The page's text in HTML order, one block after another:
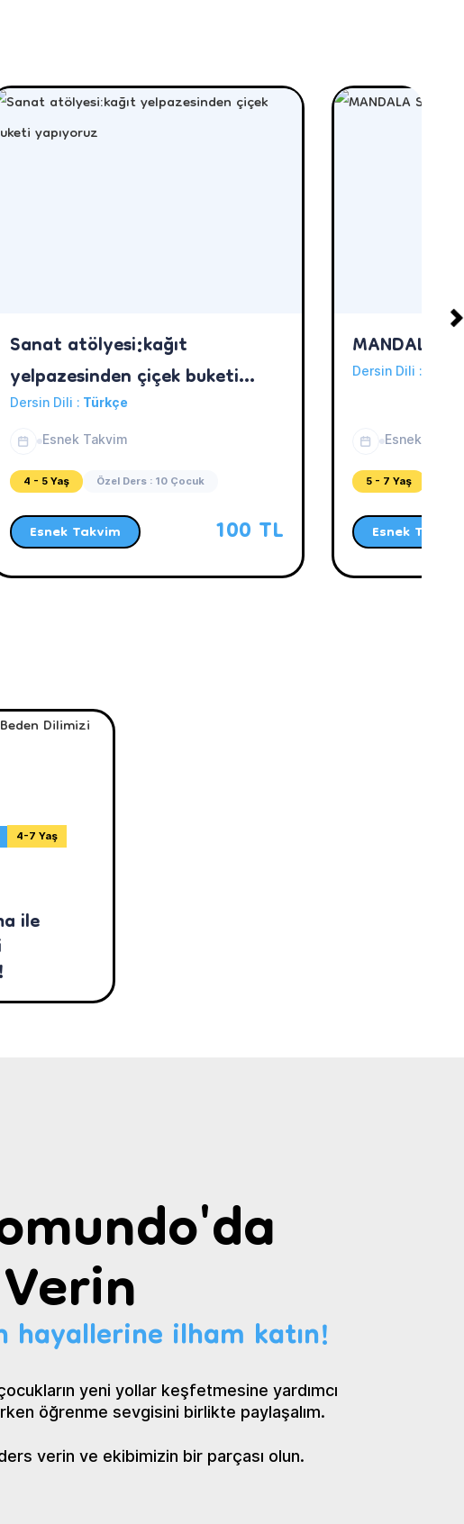
Sanat atölyesi:kağıt
yelpazesinden çiçek buketi
yapıyoruz
Dersin Dili : Türkçe
Esnek Takvim
4 - 5 Yaş Özel Ders : 10 Çocuk
Esnek Takvim 100 TL
MANDALA
Dersin Dili :
Esnek
5 - 7 Yaş
Esnek Takvim
4-7 Yaş
ile
hayallerine ilham katın!
yeni yollar keşfetmesine yardımcı
öğrenme sevgisini birlikte paylaşalım.
verin ve ekibimizin bir parçası olun.